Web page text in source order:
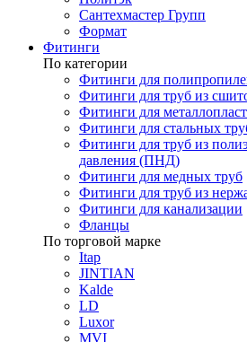
Сантехмастер Групп
Формат
Фитинги
По категории
Фитинги для
Фитинги для труб из
Фитинги для
Фитинги для стальных
Фитинги для труб из
давления (ПНД)
Фитинги для медных труб
Фитинги для труб из
Фитинги для канализации
Фланцы
По торговой марке
Itap
JINTIAN
Kalde
LD
Luxor
MVI